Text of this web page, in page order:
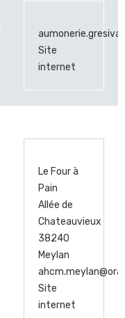
Site
internet
Le Four à
Pain
Allée de
Chateauvieux
38240
Meylan
Site
internet